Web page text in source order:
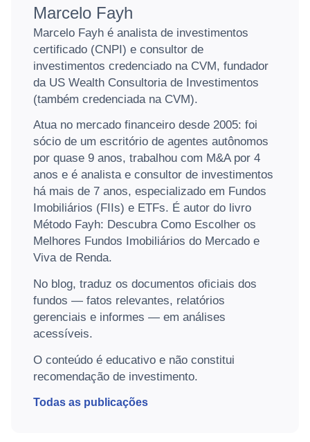
Marcelo Fayh
Marcelo Fayh é analista de investimentos
certificado (CNPI) e consultor de
investimentos credenciado na CVM, fundador
da US Wealth Consultoria de Investimentos
(também credenciada na CVM).
Atua no mercado financeiro desde 2005: foi
sócio de um escritório de agentes autônomos
por quase 9 anos, trabalhou com M&A por 4
anos e é analista e consultor de investimentos
há mais de 7 anos, especializado em Fundos
Imobiliários (FIIs) e ETFs. É autor do livro
Método Fayh: Descubra Como Escolher os
Melhores Fundos Imobiliários do Mercado e
Viva de Renda.
No blog, traduz os documentos oficiais dos
fundos — fatos relevantes, relatórios
gerenciais e informes — em análises
acessíveis.
O conteúdo é educativo e não constitui
recomendação de investimento.
Todas as publicações